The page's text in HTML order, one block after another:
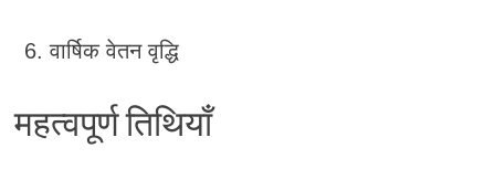
वार्षिक वेतन वृद्धि
महत्वपूर्ण तिथियाँ